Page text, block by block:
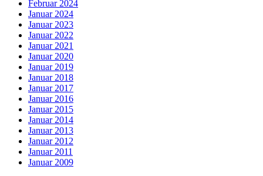
Februar 2024
Januar 2024
Januar 2023
Januar 2022
Januar 2021
Januar 2020
Januar 2019
Januar 2018
Januar 2017
Januar 2016
Januar 2015
Januar 2014
Januar 2013
Januar 2012
Januar 2011
Januar 2009